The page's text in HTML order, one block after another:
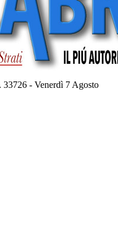
- Venerdì 7 Agosto